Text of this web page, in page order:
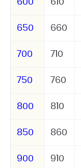
600 610
650 660
700 710
750 760
800 810
850 860
900 910